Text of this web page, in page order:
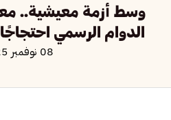
وسط أزمة معيشية..
الدوام الرسمي
08 نوفمبر 2025